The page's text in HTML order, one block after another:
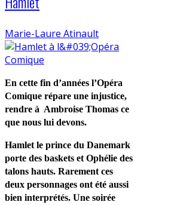
Marie-Laure Atinault
En cette fin d’années l’Opéra
Comique répare une injustice,
rendre à Ambroise Thomas ce
que nous lui devons.
Hamlet le prince du Danemark
porte des baskets et Ophélie des
talons hauts. Rarement ces
deux personnages ont été aussi
bien interprétés. Une soirée